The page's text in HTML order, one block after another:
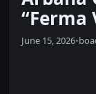
“Ferma
June 15, 2026•